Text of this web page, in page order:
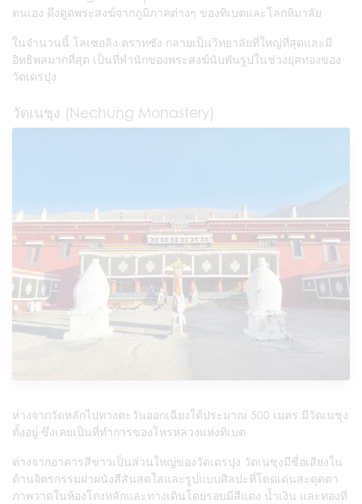
ตนเอง ดึงดูดพระสงฆ์จากภูมิภาคต่างๆ ของทิเบตและโลกหิมาลัย
ในจำนวนนี้ โลเซอลิง ดราทซัง กลายเป็นวิทยาลัยที่ใหญ่ที่สุดและมี
อิทธิพลมากที่สุด เป็นที่พำนักของพระสงฆ์นับพันรูปในช่วงยุคทองของ
วัดเดรปุง
วัดเนชุง (Nechung Monastery)
ห่างจากวัดหลักไปทางตะวันออกเฉียงใต้ประมาณ 500 เมตร มีวัดเนชุง
ตั้งอยู่ ซึ่งเคยเป็นที่ทำการของโหรหลวงแห่งทิเบต
ต่างจากอาคารสีขาวเป็นส่วนใหญ่ของวัดเดรปุง วัดเนชุงมีชื่อเสียงใน
ด้านจิตรกรรมฝาผนังสีสันสดใสและรูปแบบศิลปะที่โดดเด่นสะดุดตา
ภาพวาดในห้องโถงหลักและทางเดินโดยรอบมีสีแดง น้ำเงิน และทองที่